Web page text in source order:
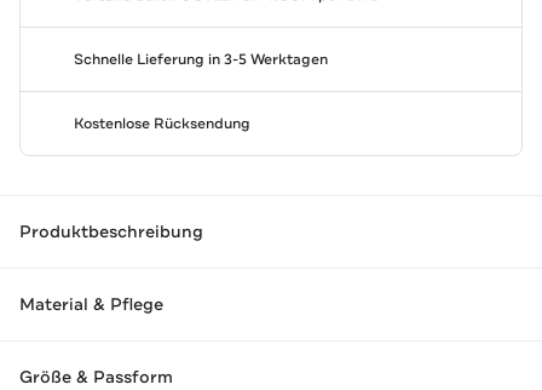
Schnelle Lieferung in 3-5 Werktagen
Kostenlose Rücksendung
Produktbeschreibung
Material & Pflege
Größe & Passform